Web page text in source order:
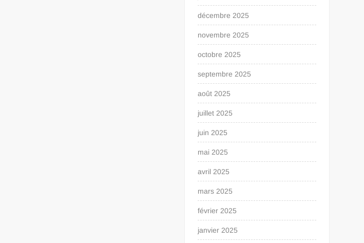
décembre 2025
novembre 2025
octobre 2025
septembre 2025
août 2025
juillet 2025
juin 2025
mai 2025
avril 2025
mars 2025
février 2025
janvier 2025